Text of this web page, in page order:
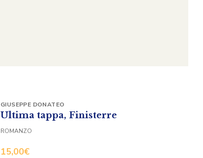
Ultima tappa, Finisterre
15,00€
GIUSEPPE DONATEO
ROMANZO